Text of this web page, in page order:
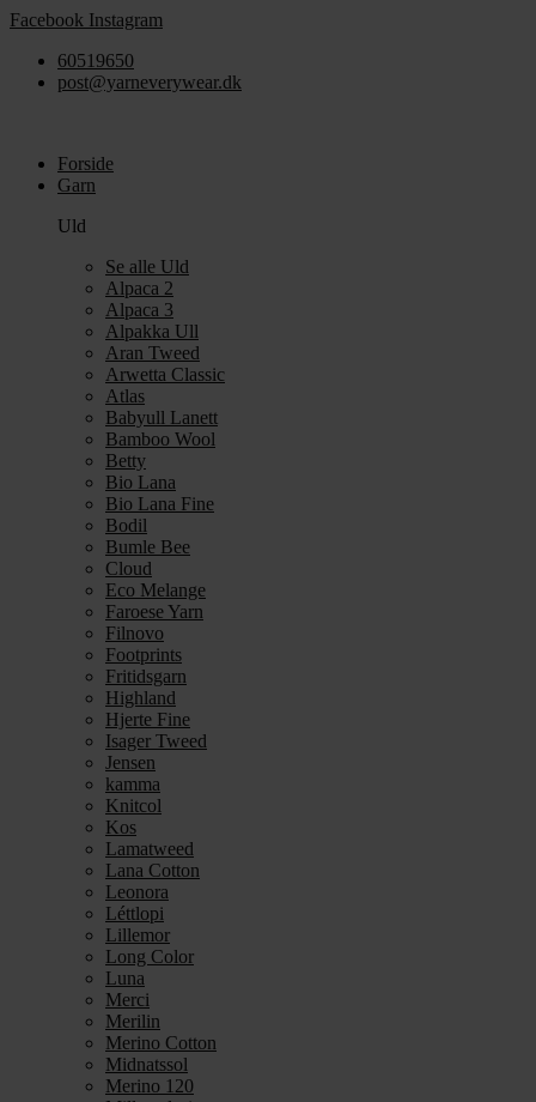
Videre
indhold
Facebook Instagram
60519650
post@yarneverywear.dk
Forside
Garn
Uld
Se alle Uld
Alpaca 2
Alpaca 3
Alpakka Ull
Aran Tweed
Arwetta Classic
Atlas
Babyull Lanett
Bamboo Wool
Betty
Bio Lana
Bio Lana Fine
Bodil
Bumle Bee
Cloud
Eco Melange
Faroese Yarn
Filnovo
Footprints
Fritidsgarn
Highland
Hjerte Fine
Isager Tweed
Jensen
kamma
Knitcol
Kos
Lamatweed
Lana Cotton
Leonora
Léttlopi
Lillemor
Long Color
Luna
Merci
Merilin
Merino Cotton
Midnatssol
Merino 120